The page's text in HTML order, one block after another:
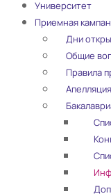
Университет
Приемная
Дни
Общие
Правила
Апелляция